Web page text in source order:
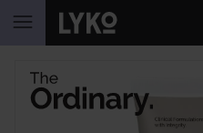
SIIRTYÄ JHK SISÄLTÖÖN
OHITA OSIO